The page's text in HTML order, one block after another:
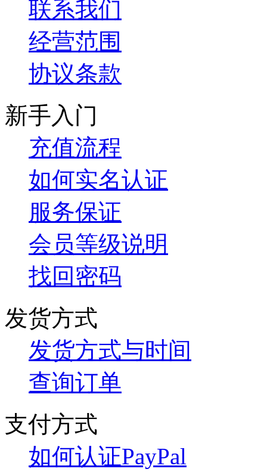
联系我们
经营范围
协议条款
新手入门
充值流程
如何实名认证
服务保证
会员等级说明
找回密码
发货方式
发货方式与时间
查询订单
支付方式
如何认证PayPal